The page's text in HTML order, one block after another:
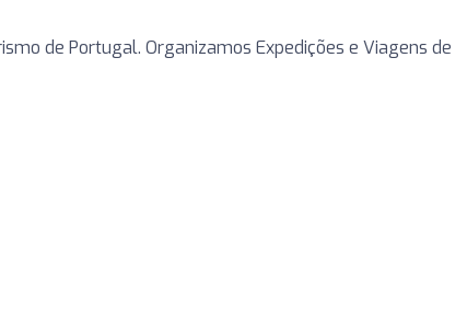
de Portugal. Organizamos Expedições e Viagens de